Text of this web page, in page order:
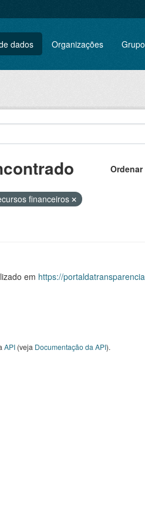
dados Organizações
financeiros
em https://
API(veja Documentação da API).